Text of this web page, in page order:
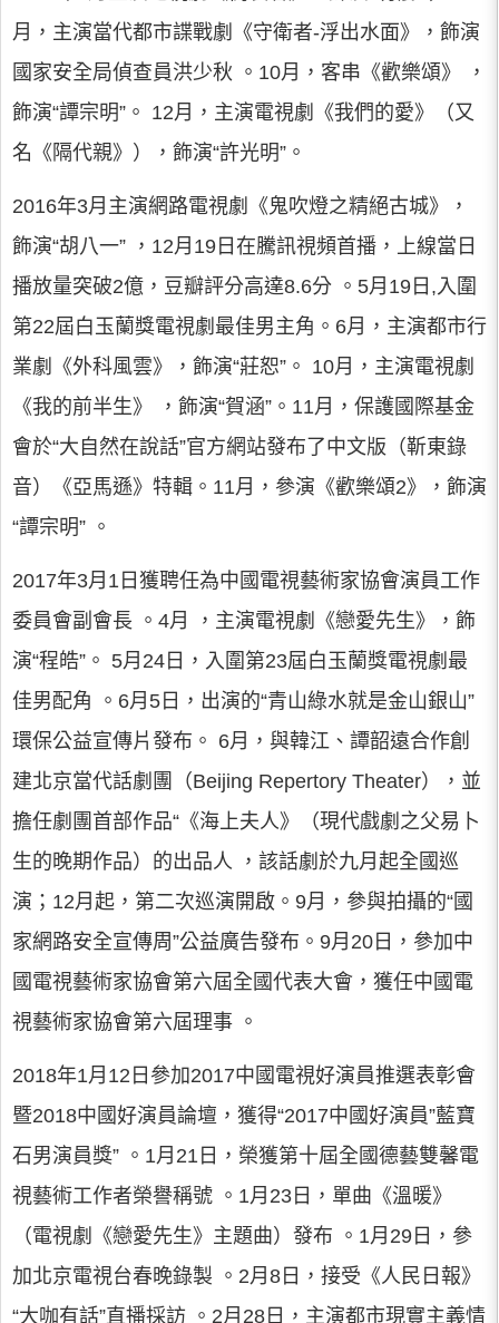
月，主演當代都市諜戰劇《守衛者-浮出水面》，飾演
國家安全局偵查員洪少秋 。10月，客串《歡樂頌》 ，
飾演“譚宗明”。 12月，主演電視劇《我們的愛》（又
名《隔代親》），飾演“許光明”。
2016年3月主演網路電視劇《鬼吹燈之精絕古城》，
飾演“胡八一” ，12月19日在騰訊視頻首播，上線當日
播放量突破2億，豆瓣評分高達8.6分 。5月19日,入圍
第22屆白玉蘭獎電視劇最佳男主角。6月，主演都市行
業劇《外科風雲》，飾演“莊恕”。 10月，主演電視劇
《我的前半生》 ，飾演“賀涵”。11月，保護國際基金
會於“大自然在說話”官方網站發布了中文版（靳東錄
音）《亞馬遜》特輯。11月，參演《歡樂頌2》，飾演
“譚宗明” 。
2017年3月1日獲聘任為中國電視藝術家協會演員工作
委員會副會長 。4月 ，主演電視劇《戀愛先生》，飾
演“程皓”。 5月24日，入圍第23屆白玉蘭獎電視劇最
佳男配角 。6月5日，出演的“青山綠水就是金山銀山”
環保公益宣傳片發布。 6月，與韓江、譚韶遠合作創
建北京當代話劇團（Beijing Repertory Theater），並
擔任劇團首部作品“《海上夫人》（現代戲劇之父易卜
生的晚期作品）的出品人 ，該話劇於九月起全國巡
演；12月起，第二次巡演開啟。9月，參與拍攝的“國
家網路安全宣傳周”公益廣告發布。9月20日，參加中
國電視藝術家協會第六屆全國代表大會，獲任中國電
視藝術家協會第六屆理事 。
2018年1月12日參加2017中國電視好演員推選表彰會
暨2018中國好演員論壇，獲得“2017中國好演員”藍寶
石男演員獎” 。1月21日，榮獲第十屆全國德藝雙馨電
視藝術工作者榮譽稱號 。1月23日，單曲《溫暖》
（電視劇《戀愛先生》主題曲）發布 。1月29日，參
加北京電視台春晚錄製 。2月8日，接受《人民日報》
“大咖有話”直播採訪 。2月28日，主演都市現實主義情